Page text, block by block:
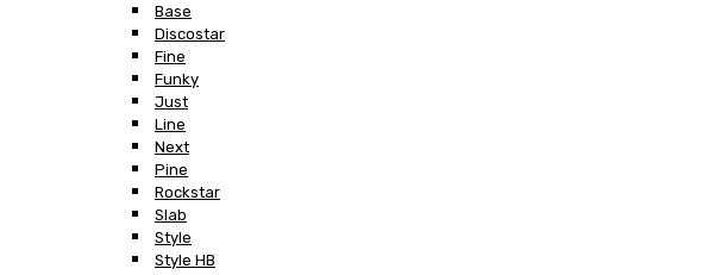
Base
Discostar
Fine
Funky
Just
Line
Next
Pine
Rockstar
Slab
Style
Style HB